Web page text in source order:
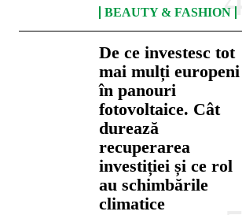
BEAUTY & FASHION
De ce investesc tot
mai mulți europeni
în panouri
fotovoltaice. Cât
durează
recuperarea
investiției și ce rol
au schimbările
climatice